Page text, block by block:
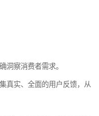
洞察消费者需求。
真实、全面的用户反馈，从